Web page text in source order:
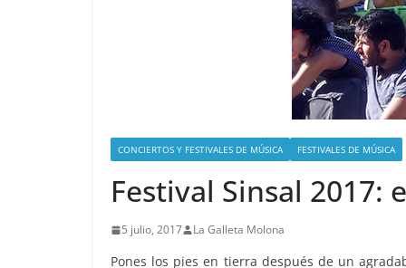
CONCIERTOS Y FESTIVALES DE MÚSICA FESTIVALES DE MÚSICA
Festival Sinsal 2017:
5 julio, 2017 La Galleta Molona
Pones los pies en tierra después de un